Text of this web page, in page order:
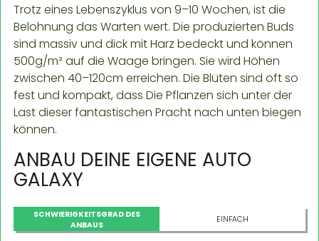
Trotz eines Lebenszyklus von 9–10 Wochen, ist die
Belohnung das Warten wert. Die produzierten Buds
sind massiv und dick mit Harz bedeckt und können
500g/m² auf die Waage bringen. Sie wird Höhen
zwischen 40–120cm erreichen. Die Blüten sind oft so
fest und kompakt, dass Die Pflanzen sich unter der
Last dieser fantastischen Pracht nach unten biegen
können.
ANBAU DEINE EIGENE AUTO
GALAXY
SCHWIERIGKEITSGRAD DES
ANBAUS
EINFACH